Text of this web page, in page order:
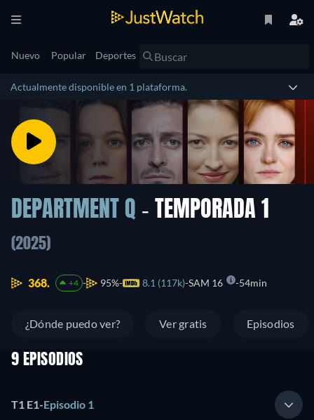
Nuevo Popular Deportes
Actualmente disponible en 1 plataforma.
DEPARTMENT Q - TEMPORADA 1
(2025)
368. +4 95% 8.1 (117k) SAM 16 54min
¿Dónde puedo ver? Ver gratis Episodios
9 EPISODIOS
T1 E1-Episodio 1